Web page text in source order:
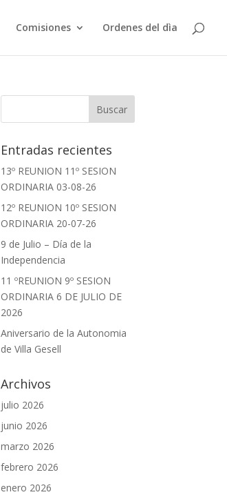
Comisiones Ordenes del dìa
Entradas recientes
13º REUNION 11º SESION
ORDINARIA 03-08-26
12º REUNION 10º SESION
ORDINARIA 20-07-26
9 de Julio – Día de la
Independencia
11 ºREUNION 9º SESION
ORDINARIA 6 DE JULIO DE
2026
Aniversario de la Autonomia
de Villa Gesell
Archivos
julio 2026
junio 2026
marzo 2026
febrero 2026
enero 2026